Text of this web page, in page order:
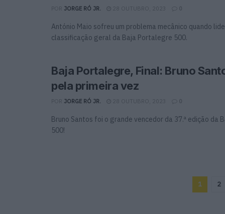
JORGE RÓ JR. 28 OUTUBRO, 2023 0
António Maio sofreu um problema mecânico quando
classificação geral da Baja Portalegre 500.
Baja Portalegre, Final: Bruno
pela primeira vez
JORGE RÓ JR. 28 OUTUBRO, 2023 0
Bruno Santos foi o grande vencedor da 37.ª edição da
500!
1 2